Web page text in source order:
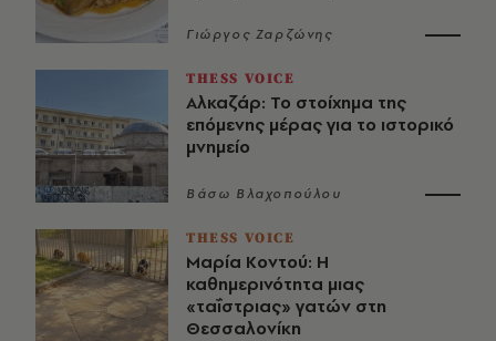
Γιώργος Ζαρζώνης
THESS VOICE
Αλκαζάρ: Το στοίχημα της
επόμενης μέρας για το ιστορικό
μνημείο
Βάσω Βλαχοπούλου
THESS VOICE
Μαρία Κοντού: Η
καθημερινότητα μιας
«ταΐστριας» γατών στη
Θεσσαλονίκη